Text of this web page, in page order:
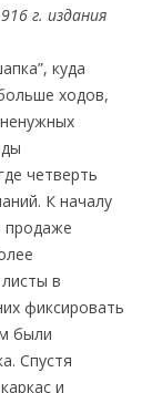
г. издания
куда
ходов,
четверть
К началу
продаже
в
фиксировать
были
Спустя
и